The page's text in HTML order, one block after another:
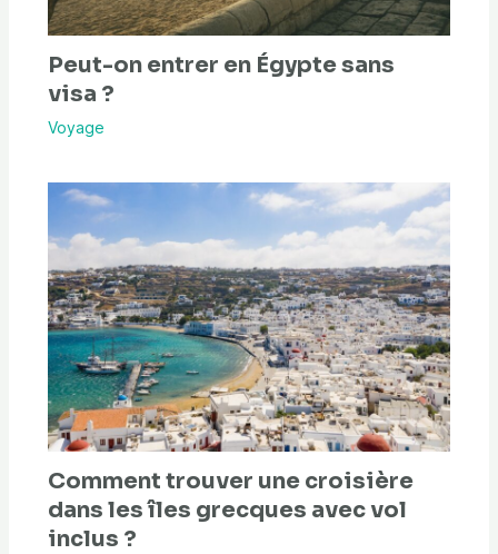
Peut-on entrer en Égypte sans
visa ?
Voyage
Comment trouver une croisière
dans les îles grecques avec vol
inclus ?